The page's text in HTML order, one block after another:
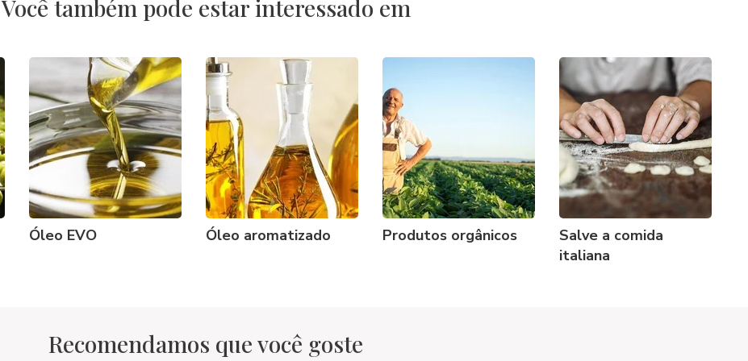
Você também pode estar interessado em
Óleo EVO Óleo aromatizado Produtos orgânicos
Salve a comida
italiana
Recomendamos que você goste